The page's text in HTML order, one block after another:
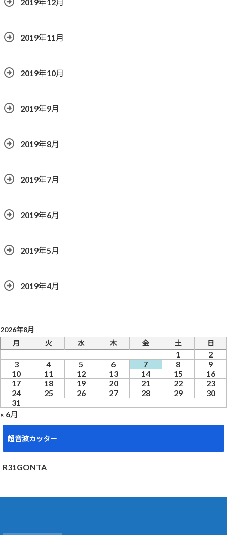
2019年11月
2019年10月
2019年9月
2019年8月
2019年7月
2019年6月
2019年5月
2019年4月
2026年8月
月
火 水 木 金 土 日
1
2
3
4 5 6 7 8
9
10
11 12 13 14 15
16
17
18 19 20 21 22
23
24
25 26 27 28 29
30
31
« 6月
超音波カッター
R31GONTA